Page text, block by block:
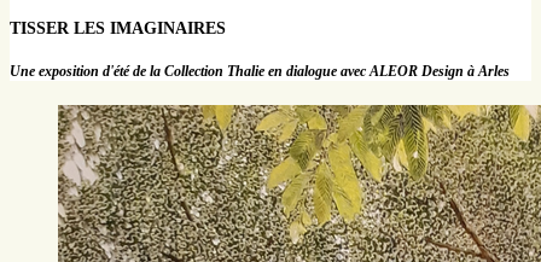
TISSER LES IMAGINAIRES
Une exposition d'été de la Collection Thalie en dialogue avec ALEOR Design à Arles